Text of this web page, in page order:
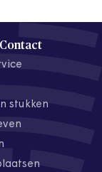
stukken